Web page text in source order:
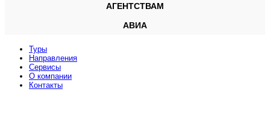
АГЕНТСТВАМ
АВИА
Туры
Направления
Сервисы
O компании
Контакты